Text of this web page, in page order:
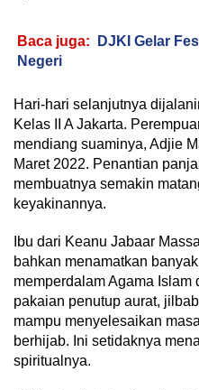
Baca juga:
DJKI Gelar
Negeri
Hari-hari selanjutnya
Kelas II A Jakarta.
mendiang suaminya, Adjie
Maret 2022. Penantian
membuatnya semakin
keyakinannya.
Ibu dari Keanu Jabaar
bahkan menamatkan
memperdalam Agama
pakaian penutup aurat,
mampu menyelesaikan
berhijab. Ini setidaknya
spiritualnya.